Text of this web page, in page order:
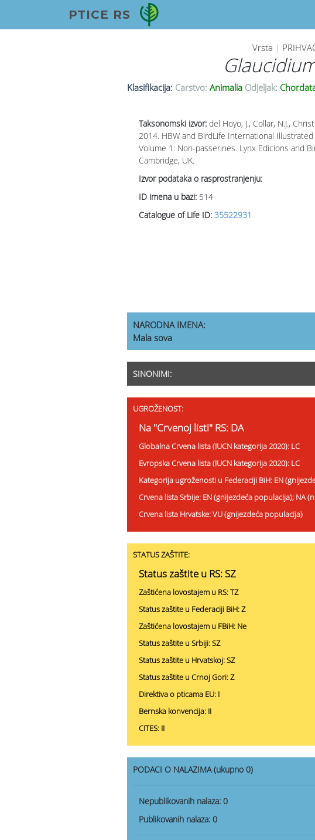
PTICE RS
Vrsta |
Klasifikacija: Carstvo: Animalia Odjeljak:
Taksonomski izvor: del Hoyo, J., Collar, N.J.,
2014. HBW and BirdLife International
Volume 1: Non-passerines. Lynx Edicions and
Cambridge, UK.
Izvor podataka o rasprostranjenju:
ID imena u bazi: 514
Catalogue of Life ID: 35522931
NARODNA IMENA:
Mala sova
SINONIMI:
UGROŽENOST:
Na "Crvenoj listi" RS: DA
Globalna Crvena lista (IUCN kategorija 2020): LC
Evropska Crvena lista (IUCN kategorija 2020): LC
Kategorija ugroženosti u Federaciji BiH: EN
Crvena lista Srbije: EN (gnijezdeća populacija); NA
Crvena lista Hrvatske: VU (gnijezdeća populacija)
STATUS ZAŠTITE:
Status zaštite u RS: SZ
Zaštićena lovostajem u RS: TZ
Status zaštite u Federaciji BiH: Z
Zaštićena lovostajem u FBiH: Ne
Status zaštite u Srbiji: SZ
Status zaštite u Hrvatskoj: SZ
Status zaštite u Crnoj Gori: Z
Direktiva o pticama EU: I
Bernska konvencija: II
CITES: II
PODACI O NALAZIMA (ukupno 0)
Nepublikovanih nalaza: 0
Publikovanih nalaza: 0